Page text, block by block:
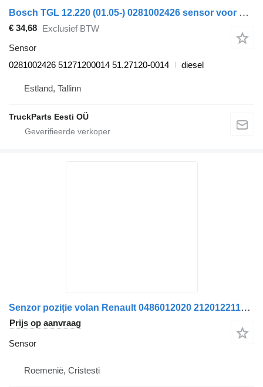
Bosch TGL 12.220 (01.05-) 0281002426 sensor voor MAN TGL, TGM, TGS, TGX (2005-2021) trekker
€ 34,68 Exclusief BTW
Sensor
0281002426 51271200014 51.27120-0014
diesel
Estland, Tallinn
TruckParts Eesti OÜ
Senzor poziție volan Renault 0486012020 212012211846402594 12V sensor voor Bosch Made in Portugal vrachtwagen
Prijs op aanvraag
Sensor
Roemenië, Cristesti